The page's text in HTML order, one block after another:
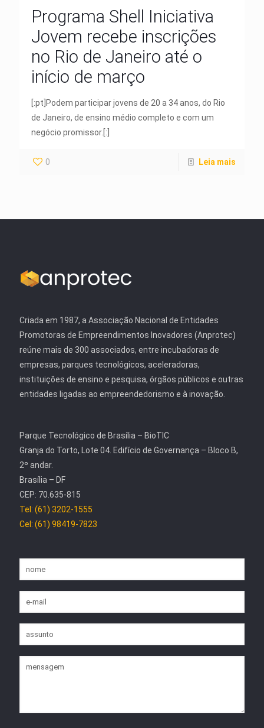
Programa Shell Iniciativa
Jovem recebe inscrições
no Rio de Janeiro até o
início de março
[:pt]Podem participar jovens de 20 a 34 anos, do Rio
de Janeiro, de ensino médio completo e com um
negócio promissor.[:]
0 Leia mais
Criada em 1987, a Associação Nacional de Entidades
Promotoras de Empreendimentos Inovadores (Anprotec)
reúne mais de 300 associados, entre incubadoras de
empresas, parques tecnológicos, aceleradoras,
instituições de ensino e pesquisa, órgãos públicos e outras
entidades ligadas ao empreendedorismo e à inovação.
Parque Tecnológico de Brasília – BioTIC
Granja do Torto, Lote 04. Edifício de Governança – Bloco B,
2º andar.
Brasília – DF
CEP: 70.635-815
Tel: (61) 3202-1555
Cel: (61) 98419-7823